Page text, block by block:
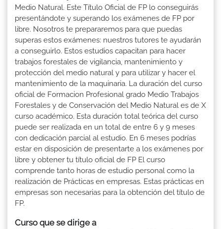
Medio Natural. Este Título Oficial de FP lo conseguirás
presentándote y superando los exámenes de FP por
libre. Nosotros te prepararemos para que puedas
superas estos exámenes: nuestros tutores te ayudarán
a conseguirlo. Estos estudios capacitan para hacer
trabajos forestales de vigilancia, mantenimiento y
protección del medio natural y para utilizar y hacer el
mantenimiento de la maquinaria. La duración del curso
oficial de Formacion Profesional grado Medio Trabajos
Forestales y de Conservación del Medio Natural es de X
curso académico. Esta duración total teórica del curso
puede ser realizada en un total de entre 6 y 9 meses
con dedicación parcial al estudio. En 6 meses podrías
estar en disposición de presentarte a los exámenes por
libre y obtener tu título oficial de FP El curso
comprende tanto horas de estudio personal como la
realización de Prácticas en empresas. Estas prácticas en
empresas son necesarias para la obtención del título de
FP.
Curso que se dirige a